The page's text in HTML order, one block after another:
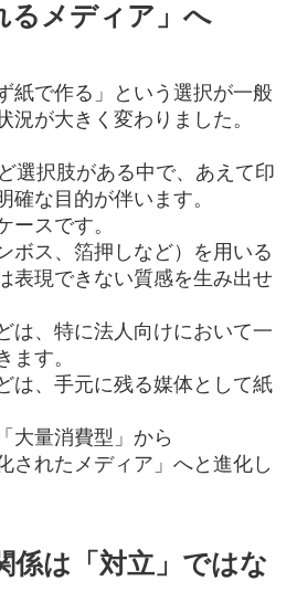
るメディア」へ
紙で作る」という選択が一般
況が大きく変わりました。
選択肢がある中で、あえて印
確な目的が伴います。
ースです。
ボス、箔押しなど）を用いる
表現できない質感を生み出せ
は、特に法人向けにおいて一
ます。
は、手元に残る媒体として紙
大量消費型」から
されたメディア」へと進化し
係は「対立」ではな